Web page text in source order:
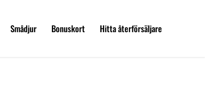
Smådjur Bonuskort Hitta återförsäljare